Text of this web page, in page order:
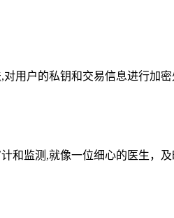
对用户的私钥和交易信息进行加
和监测,就像一位细心的医生，